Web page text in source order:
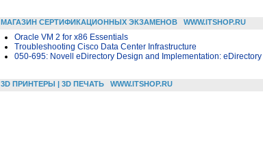
МАГАЗИН СЕРТИФИКАЦИОННЫХ ЭКЗАМЕНОВ WWW.ITSHOP.RU
Oracle VM 2 for x86 Essentials
Troubleshooting Cisco Data Center Infrastructure
050-695: Novell eDirectory Design and Implementation: eDirectory
3D ПРИНТЕРЫ | 3D ПЕЧАТЬ WWW.ITSHOP.RU